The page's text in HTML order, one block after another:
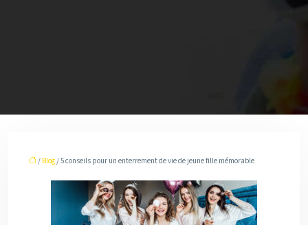
/ Blog/ 5 conseils pour un enterrement de vie de jeune fille mémorable